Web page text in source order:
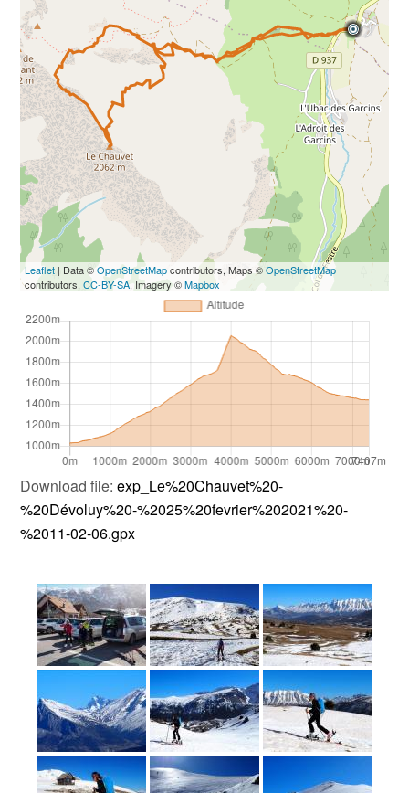
Leaflet | Data ©OpenStreetMapcontributors, Maps ©OpenStreetMap
contributors,CC-BY-SA, Imagery ©Mapbox
Download file:exp_Le%20Chauvet%20-
%20Dévoluy%20-%2025%20fevrier%202021%20-
%2011-02-06.gpx